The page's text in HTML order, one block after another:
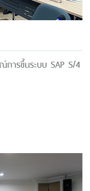
การขึ้นระบบ SAP S/4